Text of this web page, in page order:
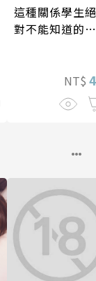
這種關係學生絕
對不能知道的
兩人是甜蜜的現
在進行式～ 04
NT$